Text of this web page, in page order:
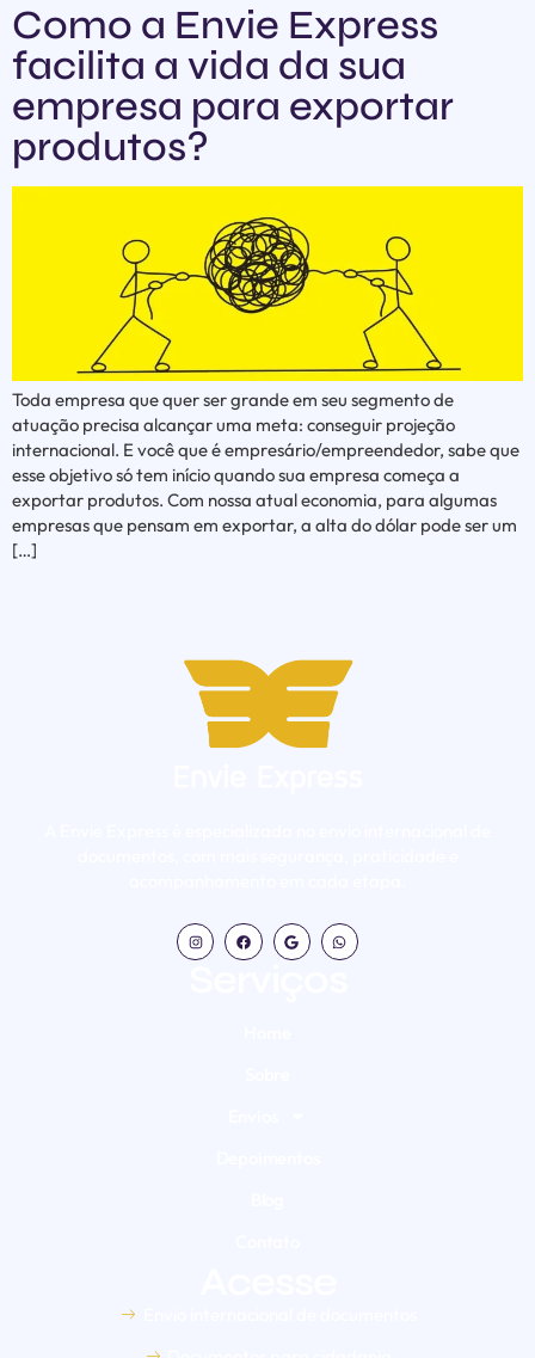
Como a Envie Express
facilita a vida da sua
empresa para exportar
produtos?
Toda empresa que quer ser grande em seu segmento de
atuação precisa alcançar uma meta: conseguir projeção
internacional. E você que é empresário/empreendedor, sabe que
esse objetivo só tem início quando sua empresa começa a
exportar produtos. Com nossa atual economia, para algumas
empresas que pensam em exportar, a alta do dólar pode ser um
[…]